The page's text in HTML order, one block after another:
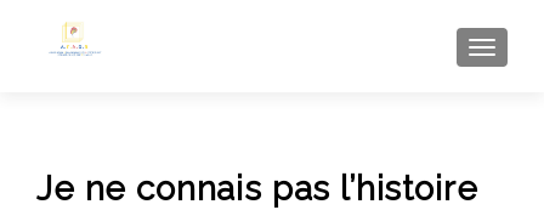
Je ne connais pas l’histoire